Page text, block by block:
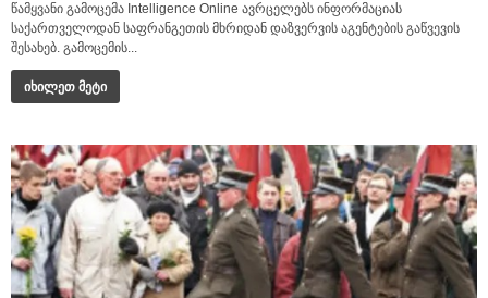
წამყვანი გამოცემა Intelligence Online ავრცელებს ინფორმაციას
საქართველოდან საფრანგეთის მხრიდან დაზვერვის აგენტების გაწვევის
შესახებ. გამოცემის...
იხილეთ მეტი